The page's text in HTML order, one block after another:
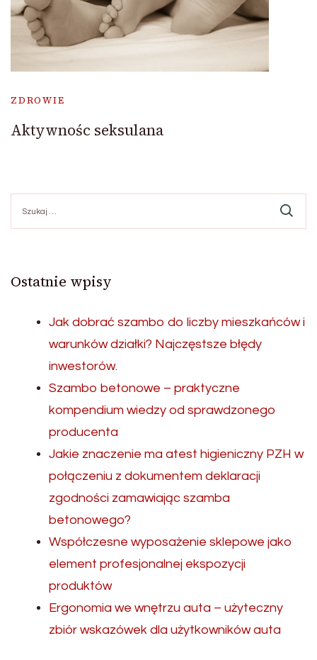
ZDROWIE
Aktywnośc seksulana
Ostatnie wpisy
Jak dobrać szambo do liczby mieszkańców i
warunków działki? Najczęstsze błędy
inwestorów.
Szambo betonowe – praktyczne
kompendium wiedzy od sprawdzonego
producenta
Jakie znaczenie ma atest higieniczny PZH w
połączeniu z dokumentem deklaracji
zgodności zamawiając szamba
betonowego?
Współczesne wyposażenie sklepowe jako
element profesjonalnej ekspozycji
produktów
Ergonomia we wnętrzu auta – użyteczny
zbiór wskazówek dla użytkowników auta